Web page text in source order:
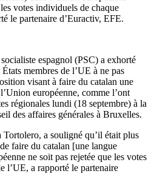
votes individuels de chaque
le partenaire d’Euractiv, EFE.
espagnol (PSC) a exhorté
membres de l’UE à ne pas
visant à faire du catalan une
européenne, comme l’ont
régionales lundi (18 septembre) à la
des affaires générales à Bruxelles.
Tortolero, a souligné qu’il était plus
faire du catalan [une langue
ne soit pas rejetée que les votes
l’UE, a rapporté le partenaire